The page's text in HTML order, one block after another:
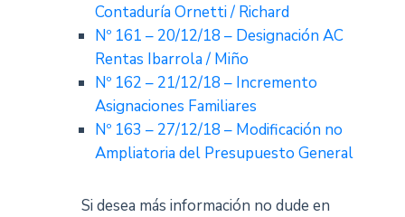
Contaduría Ornetti / Richard
Nº 161 – 20/12/18 – Designación AC
Rentas Ibarrola / Miño
Nº 162 – 21/12/18 – Incremento
Asignaciones Familiares
Nº 163 – 27/12/18 – Modificación no
Ampliatoria del Presupuesto General
Si desea más información no dude en